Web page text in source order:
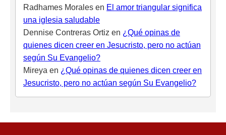
Radhames Morales en El amor triangular significa
una iglesia saludable
Dennise Contreras Ortiz en ¿Qué opinas de
quienes dicen creer en Jesucristo, pero no actúan
según Su Evangelio?
Mireya en ¿Qué opinas de quienes dicen creer en
Jesucristo, pero no actúan según Su Evangelio?